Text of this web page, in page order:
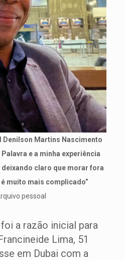
Denilson Martins Nascimento
e a minha experiência
deixando claro que morar fora
muito mais complicado”
pessoal
a razão inicial para
Lima, 51
em Dubai com a